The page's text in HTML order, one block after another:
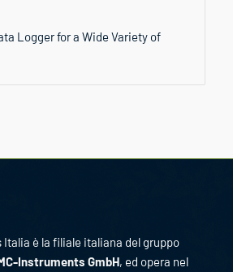
Logger for a Wide Variety of
Italia è la filiale italiana del gruppo
Instruments GmbH, ed opera nel